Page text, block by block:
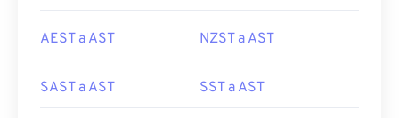
AEST a AST NZST a AST
SAST a AST SST a AST